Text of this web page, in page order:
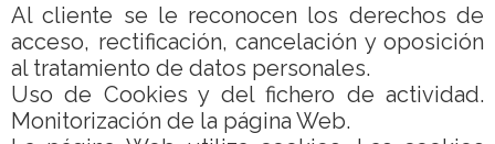
Al cliente se le reconocen los derechos de
acceso, rectificación, cancelación y oposición
al tratamiento de datos personales.
Uso de Cookies y del fichero de actividad.
Monitorización de la página Web.